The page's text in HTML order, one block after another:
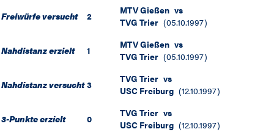
Freiwürfe versucht 2 MTV Gießen vs
TVG Trier (05.10.1997)
Nahdistanz erzielt 1 MTV Gießen vs
TVG Trier (05.10.1997)
Nahdistanz versucht 3 TVG Trier vs
USC Freiburg (12.10.1997)
3-Punkte erzielt 0 TVG Trier vs
USC Freiburg (12.10.1997)